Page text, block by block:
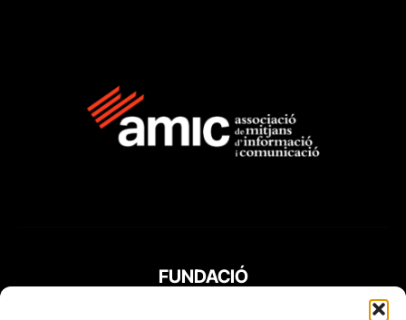
FUNDACIÓ